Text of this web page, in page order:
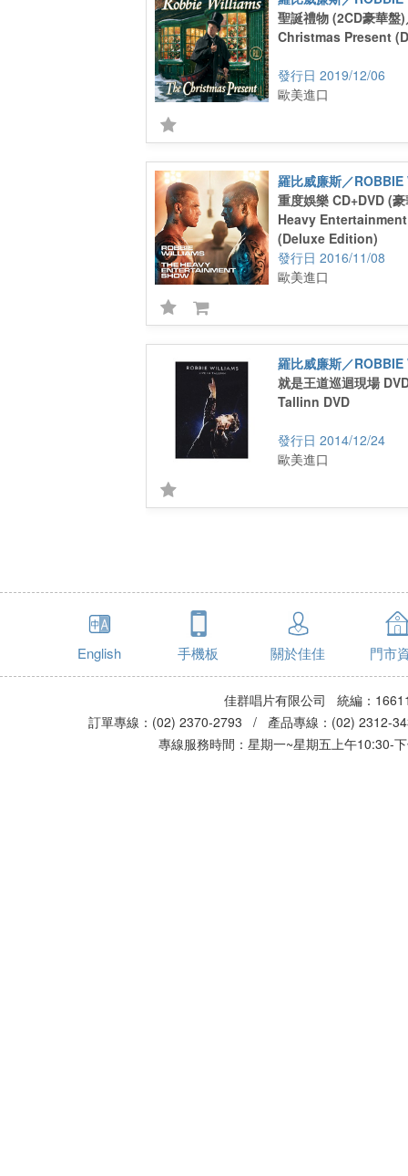
聖誕禮物 (2CD豪華盤
Christmas Present
2019/12/06
歐美進口
羅比威廉斯／
重度娛樂 CD+DVD (
Heavy
(Deluxe Edition)
2016/11/08
歐美進口
羅比威廉斯／
就是王道巡迴現場
Tallinn DVD
2014/12/24
歐美進口
English 手機板 關於佳佳 門市
佳群唱片有限公司 統編：
訂單專線：(02) 2370-2793 / 產品專線：(02)
專線服務時間：星期一~星期五上午10:30-